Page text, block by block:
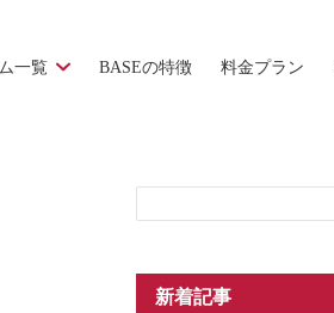
一覧 BASEの特徴 料金プラン
検
索
新着記事